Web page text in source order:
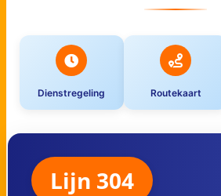
Dienstregeling Routekaart
Lijn 304